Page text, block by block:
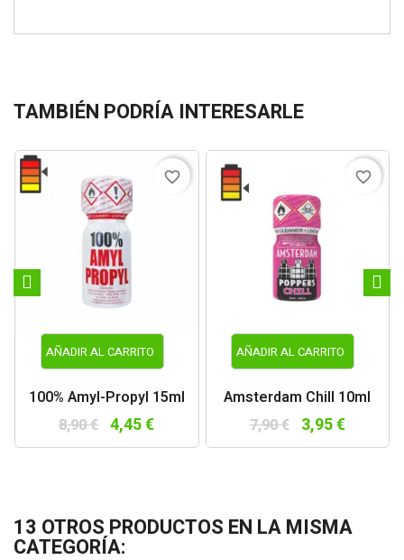
TAMBIÉN PODRÍA INTERESARLE
AÑADIR AL CARRITO
100% Amyl-Propyl 15ml
8,90 € 4,45 €
favorite_border
AÑADIR AL CARRITO
Amsterdam Chill 10ml
7,90 € 3,95 €
favorite_border
13 OTROS PRODUCTOS EN LA MISMA
CATEGORÍA: